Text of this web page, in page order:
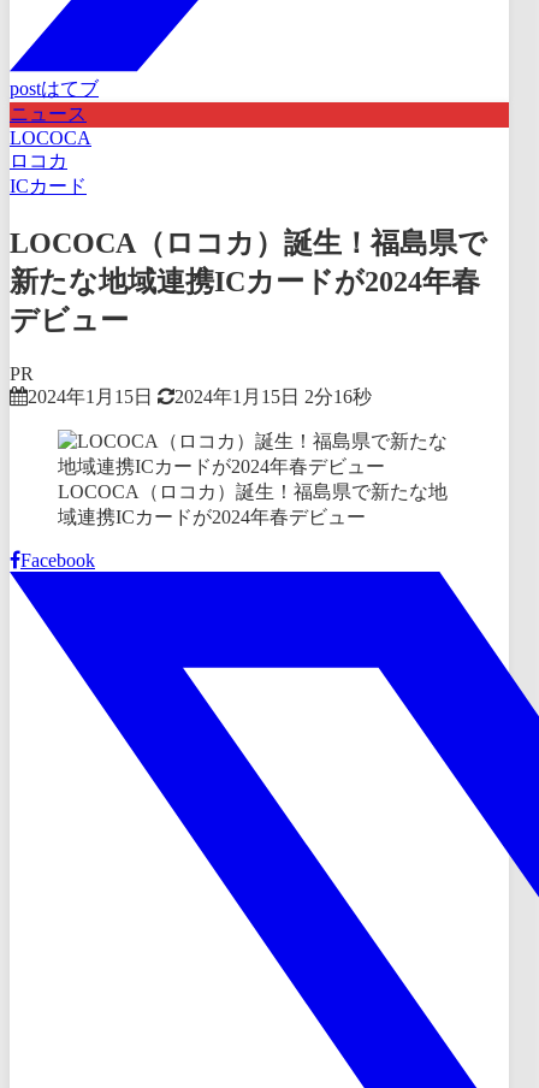
postはてブ
ニュース
LOCOCA
ロコカ
ICカード
LOCOCA（ロコカ）誕生！福島県で
新たな地域連携ICカードが2024年春
デビュー
PR
2024年1月15日
2024年1月15日 2分16秒
LOCOCA（ロコカ）誕生！福島県で新たな地
域連携ICカードが2024年春デビュー
Facebook